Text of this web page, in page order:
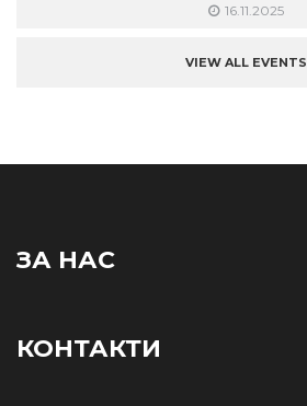
16.11.2025
VIEW ALL EVENTS
ЗА НАС
КОНТАКТИ